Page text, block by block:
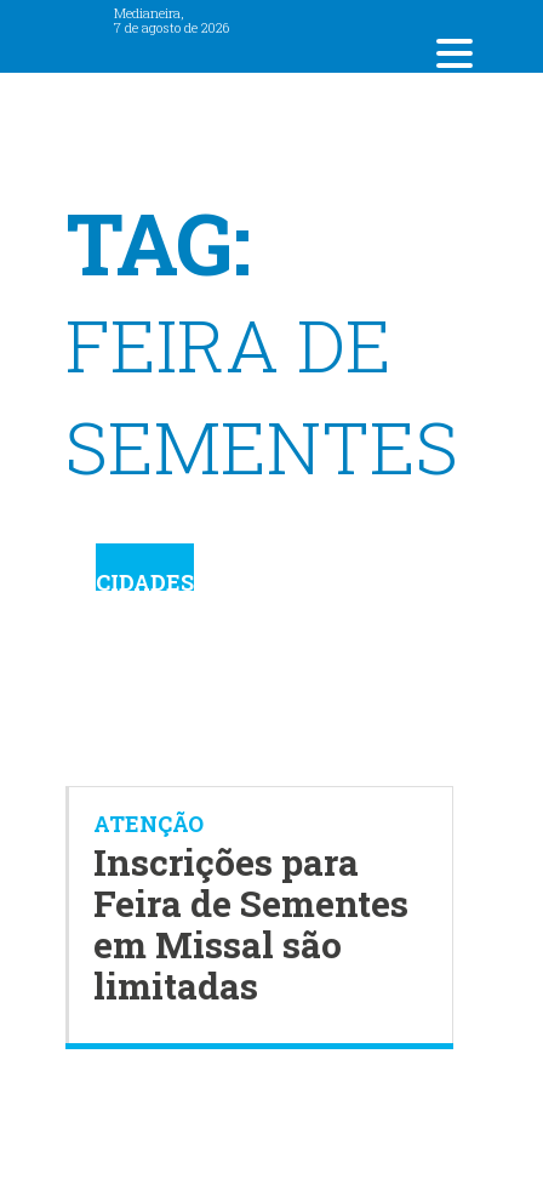
Medianeira,
7 de agosto de 2026
TAG:
FEIRA DE
SEMENTES
CIDADES
ATENÇÃO
Inscrições para
Feira de Sementes
em Missal são
limitadas